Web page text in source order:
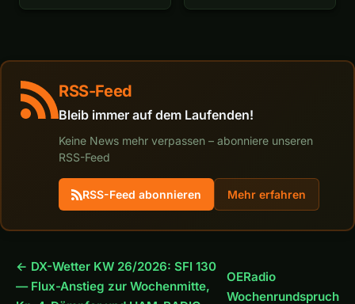
RSS-Feed
Bleib immer auf dem Laufenden!
Keine News mehr verpassen – abonniere unseren
RSS-Feed
RSS-Feed abonnieren Mehr erfahren
← DX-Wetter KW 26/2026: SFI 130
— Flux-Anstieg zur Wochenmitte,
OERadio
Wochenrundspruch